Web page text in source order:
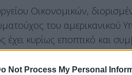
Not Process My Personal
Οικονομικών,
του αμερικανικού
κυρίως εποπτικό και
να εμφανίζεται στα
Οικονομικών, και ο